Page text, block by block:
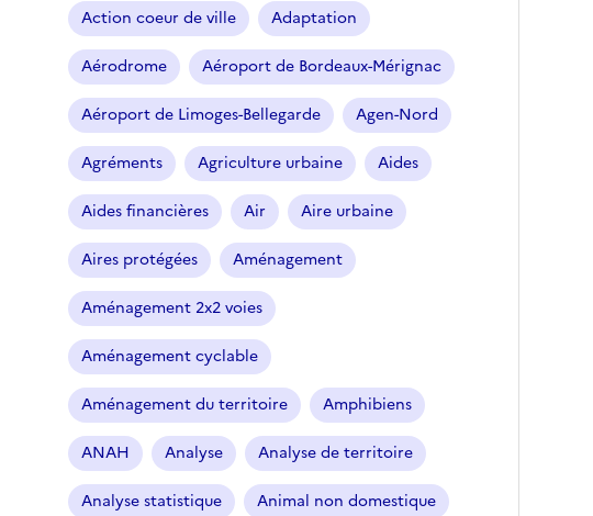
Action coeur de ville Adaptation
Aérodrome Aéroport de Bordeaux-Mérignac
Aéroport de Limoges-Bellegarde Agen-Nord
Agréments Agriculture urbaine Aides
Aides financières Air Aire urbaine
Aires protégées Aménagement
Aménagement 2x2 voies
Aménagement cyclable
Aménagement du territoire Amphibiens
ANAH Analyse Analyse de territoire
Analyse statistique Animal non domestique